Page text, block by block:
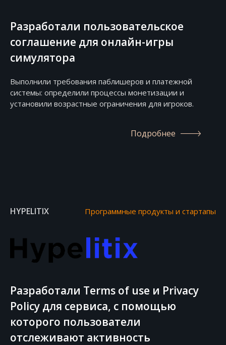
Разработали пользовательское
соглашение для онлайн-игры
симулятора
Выполнили требования паблишеров и платежной
системы: определили процессы монетизации и
установили возрастные ограничения для игроков.
Подробнее
HYPELITIX Программные продукты и стартапы
Разработали Terms of use и Privacy
Policy для сервиса, с помощью
которого пользователи
отслеживают активность